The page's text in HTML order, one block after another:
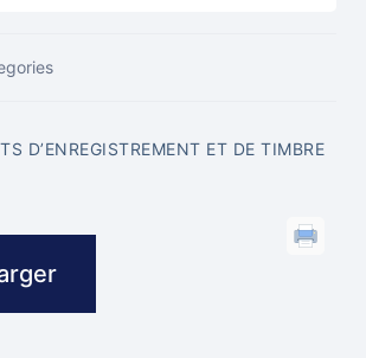
D’ENREGISTREMENT ET DE TIMBRE